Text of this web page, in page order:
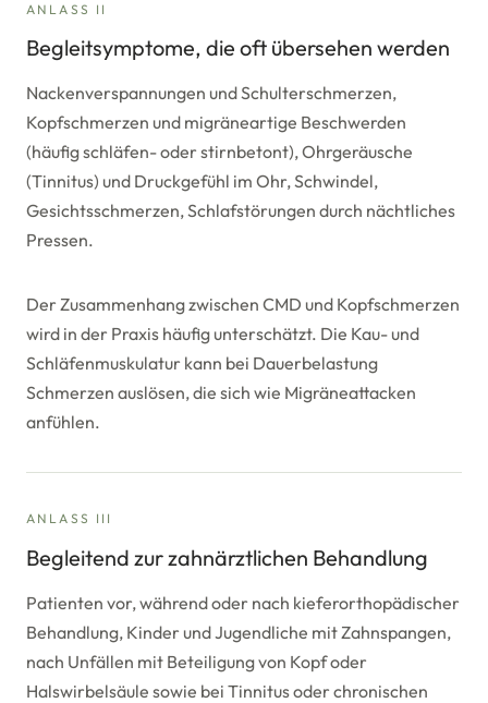
ANLASS II
Begleitsymptome, die oft übersehen werden
Nackenverspannungen und Schulterschmerzen,
Kopfschmerzen und migräneartige Beschwerden
(häufig schläfen- oder stirnbetont), Ohrgeräusche
(Tinnitus) und Druckgefühl im Ohr, Schwindel,
Gesichtsschmerzen, Schlafstörungen durch nächtliches
Pressen.
Der Zusammenhang zwischen CMD und Kopfschmerzen
wird in der Praxis häufig unterschätzt. Die Kau- und
Schläfenmuskulatur kann bei Dauerbelastung
Schmerzen auslösen, die sich wie Migräneattacken
anfühlen.
ANLASS III
Begleitend zur zahnärztlichen Behandlung
Patienten vor, während oder nach kieferorthopädischer
Behandlung, Kinder und Jugendliche mit Zahnspangen,
nach Unfällen mit Beteiligung von Kopf oder
Halswirbelsäule sowie bei Tinnitus oder chronischen